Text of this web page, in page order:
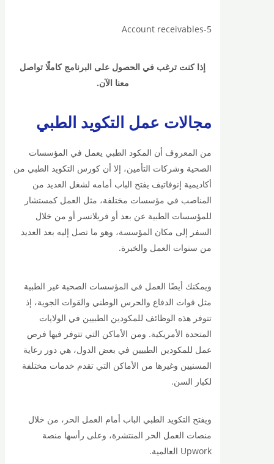
إذا كنت ترغب في الحصول على البرنامج كاملًا تواصل
معنا الآن.
مجالات عمل التكويد الطبي
من المعروف أن المكود الطبي يعمل في المؤسسات
الصحية وشركات التأمين، إلا أن كورس التكويد الطبي من
أكاديمية إنوفاتيف يفتح الباب أمامه لشغل العديد من
المناصب في مؤسسات مختلفة، مثل العمل كمستشار
للمؤسسات الطبية عن بعد أو فريلانسر أو من خلال
السفر إلى مكان المؤسسة، وهو ما تصل إليه بعد العديد
من سنوات العمل والخبرة.
ويمكنك أيضًا العمل في المؤسسات الصحية غير الطبية
مثل قوات الدفاع والحرس الوطني والقوات الجوية، إذ
تتوفر هذه الوظائف للمكودين الطبيين في الولايات
المتحدة الأمريكية. ومن الأماكن التي تتوفر فيها فرص
عمل للمكودين الطبيين في بعض الدول، هي دور رعاية
المسنيين وغيرها من الأماكن التي تقدم خدمات مختلفة
لكبار السن.
ويفتح التكويد الطبي الباب أمام العمل الحر، من خلال
منصات العمل الحر المنتشرة، وعلى رأسها منصة
Upwork العالمية.